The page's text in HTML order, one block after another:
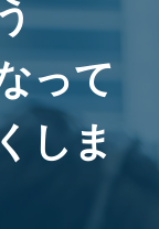
って
しま